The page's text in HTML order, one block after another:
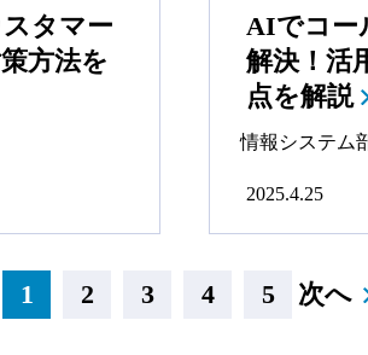
タマー
方法を
AIでコー
解決！活
点を解説
情報システム
2025.4.25
1 2 3 4 5 次へ